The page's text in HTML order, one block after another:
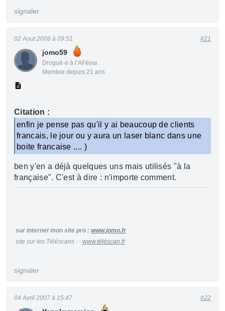
signaler
jomo59
Drogué·e à l’AFéine
Membre depuis 21 ans
02 Aout 2006 à 09:51 #21
Citation :
enfin je pense pas qu'il y ai beaucoup de clients
francais, le jour ou y aura un laser blanc dans une
boite francaise .... )
ben y'en a déjà quelques uns mais utilisés "à la
française". C'est à dire : n'importe comment.
sur internet mon site pro : www.jomo.fr
site sur les Téléscans : - www.téléscan.fr
signaler
04 Avril 2007 à 15:47 #22